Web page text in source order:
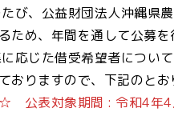
聴取
ポート事業
ク
び、公益財団法人沖縄県
ため、年間を通して公募を
応じた借受希望者につい
おりますので、下記のと
☆ 公表対象期間 : 令和4年